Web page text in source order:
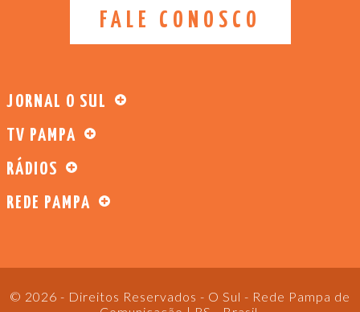
FALE CONOSCO
JORNAL O SUL
TV PAMPA
RÁDIOS
REDE PAMPA
© 2026 - Direitos Reservados - O Sul - Rede Pampa de